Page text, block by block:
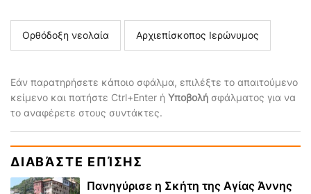
Ορθόδοξη νεολαία Αρχιεπίσκοπος Ιερώνυμος
Εάν παρατηρήσετε κάποιο σφάλμα, επιλέξτε το απαιτούμενο
κείμενο και πατήστε Ctrl+Enter ή Υποβολή σφάλματος για να
το αναφέρετε στους συντάκτες.
ΔΙΑΒΆΣΤΕ ΕΠΊΣΗΣ
Πανηγύρισε η Σκήτη της Αγίας Άννης